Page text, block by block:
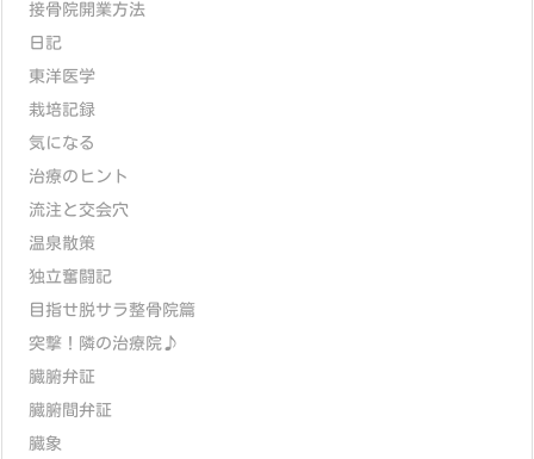
接骨院開業方法
日記
東洋医学
栽培記録
気になる
治療のヒント
流注と交会穴
温泉散策
独立奮闘記
目指せ脱サラ整骨院篇
突撃！隣の治療院♪
臓腑弁証
臓腑間弁証
臓象